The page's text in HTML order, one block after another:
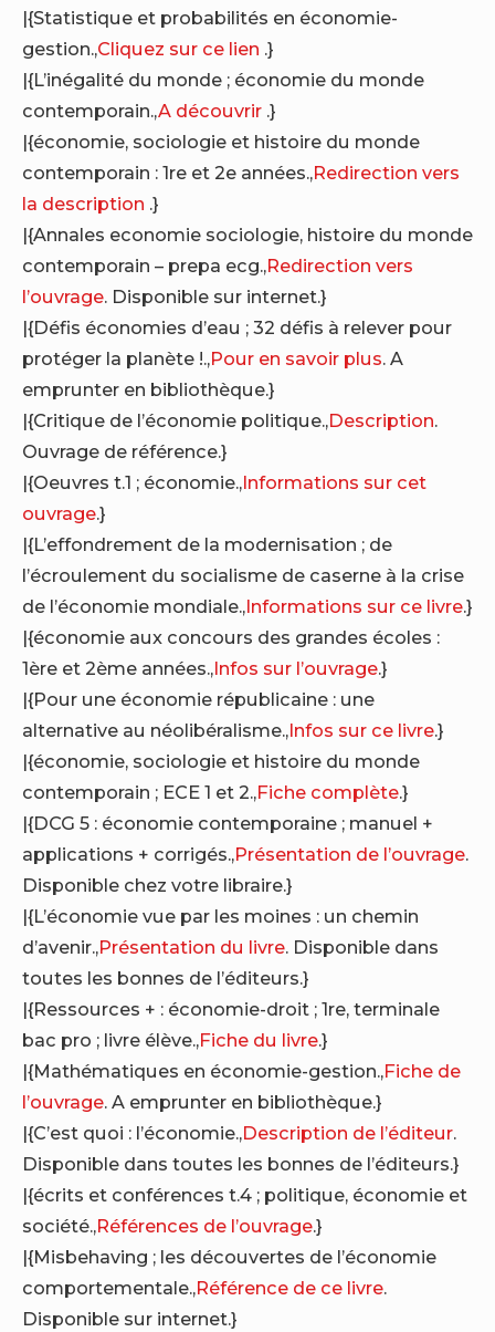
|{Statistique et probabilités en économie-
gestion.,Cliquez sur ce lien .}
|{L’inégalité du monde ; économie du monde
contemporain.,A découvrir .}
|{économie, sociologie et histoire du monde
contemporain : 1re et 2e années.,Redirection vers
la description .}
|{Annales economie sociologie, histoire du monde
contemporain – prepa ecg.,Redirection vers
l’ouvrage. Disponible sur internet.}
|{Défis économies d’eau ; 32 défis à relever pour
protéger la planète !.,Pour en savoir plus. A
emprunter en bibliothèque.}
|{Critique de l’économie politique.,Description.
Ouvrage de référence.}
|{Oeuvres t.1 ; économie.,Informations sur cet
ouvrage.}
|{L’effondrement de la modernisation ; de
l’écroulement du socialisme de caserne à la crise
de l’économie mondiale.,Informations sur ce livre.}
|{économie aux concours des grandes écoles :
1ère et 2ème années.,Infos sur l’ouvrage.}
|{Pour une économie républicaine : une
alternative au néolibéralisme.,Infos sur ce livre.}
|{économie, sociologie et histoire du monde
contemporain ; ECE 1 et 2.,Fiche complète.}
|{DCG 5 : économie contemporaine ; manuel +
applications + corrigés.,Présentation de l’ouvrage.
Disponible chez votre libraire.}
|{L’économie vue par les moines : un chemin
d’avenir.,Présentation du livre. Disponible dans
toutes les bonnes de l’éditeurs.}
|{Ressources + : économie-droit ; 1re, terminale
bac pro ; livre élève.,Fiche du livre.}
|{Mathématiques en économie-gestion.,Fiche de
l’ouvrage. A emprunter en bibliothèque.}
|{C’est quoi : l’économie.,Description de l’éditeur.
Disponible dans toutes les bonnes de l’éditeurs.}
|{écrits et conférences t.4 ; politique, économie et
société.,Références de l’ouvrage.}
|{Misbehaving ; les découvertes de l’économie
comportementale.,Référence de ce livre.
Disponible sur internet.}